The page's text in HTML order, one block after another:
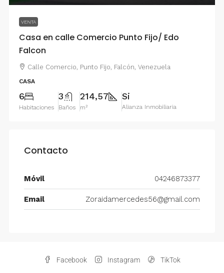
VENTA
Casa en calle Comercio Punto Fijo/ Edo
Falcon
Calle Comercio, Punto Fijo, Falcón, Venezuela
CASA
6
Habitaciones
3
Baños
214,57
m²
Si
Alianza Inmobiliaria
Contacto
Móvil 04246873377
Email Zoraidamercedes56@gmail.com
Facebook Instagram TikTok